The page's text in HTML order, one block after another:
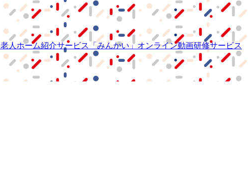
老人ホーム紹介サービス 「みんかい」 オンライン動画研修サービス